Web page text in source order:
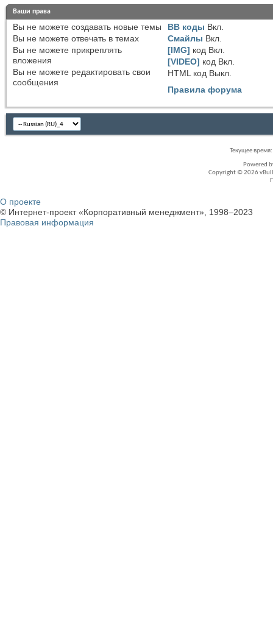
Ваши права
Вы не можете создавать новые темы
Вы не можете отвечать в темах
Вы не можете прикреплять
вложения
Вы не можете редактировать свои
сообщения
BB коды Вкл.
Смайлы Вкл.
[IMG] код Вкл.
[VIDEO] код Вкл.
HTML код Выкл.
Правила форума
Текущее время:
Powered
Copyright © 2026
О проекте
© Интернет-проект «Корпоративный менеджмент», 1998–2023
Правовая информация